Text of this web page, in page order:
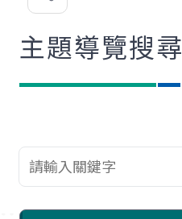
歡
主題導覽搜尋
查詢關鍵字